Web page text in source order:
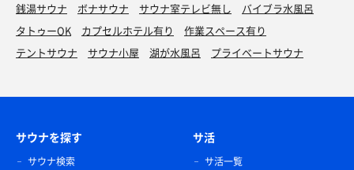
銭湯サウナ
ボナサウナ サウナ室テレビ無し
バイブラ水風呂
タトゥーOK
カプセルホテル有り
作業スペース有り
テントサウナ
サウナ小屋 湖が水風呂 プライベートサウナ
サウナを探す
サウナ検索
サ活
サ活一覧